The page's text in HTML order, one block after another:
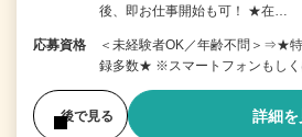
後、即お仕事開始も可！ ★在…
応募資格
＜未経験者OK／年齢不問＞⇒★
録多数★ ※スマートフォンもしく
後で見る 詳細を